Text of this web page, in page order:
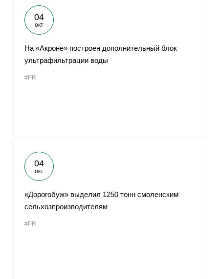
04
окт
На «Акроне» построен дополнительный блок
ультрафильтрации воды
#PR
04
окт
«Дорогобуж» выделил 1250 тонн смоленским
сельхозпроизводителям
#PR